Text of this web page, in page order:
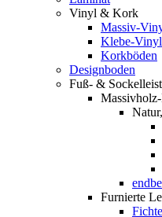
Vinyl & Kork
Massiv-
Klebe-Vinyl
Korkböden
Designboden
Fuß- &
Furnierte
Fichte